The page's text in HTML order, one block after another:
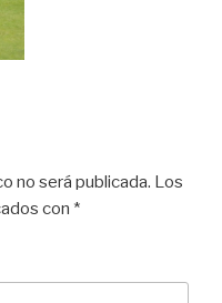
no será publicada. Los
con *